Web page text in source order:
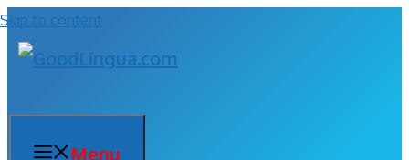
Skip to content
Menu